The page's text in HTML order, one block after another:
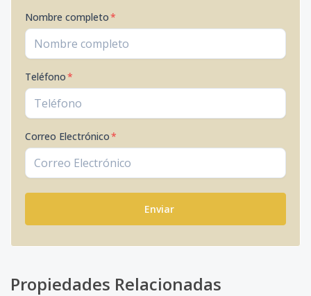
Nombre completo*
Teléfono*
Correo Electrónico*
Enviar
Propiedades Relacionadas